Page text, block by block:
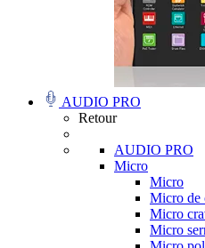
AUDIO PRO
Retour
AUDIO PRO
Micro
Micro
Micro de
Micro
Micro